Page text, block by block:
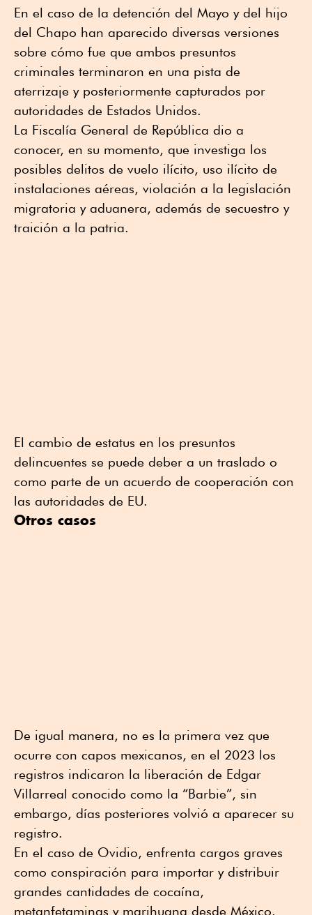
En el caso de la detención del Mayo y del hijo
del Chapo han aparecido diversas versiones
sobre cómo fue que ambos presuntos
criminales terminaron en una pista de
aterrizaje y posteriormente capturados por
autoridades de Estados Unidos.
La Fiscalía General de República dio a
conocer, en su momento, que investiga los
posibles delitos de vuelo ilícito, uso ilícito de
instalaciones aéreas, violación a la legislación
migratoria y aduanera, además de secuestro y
traición a la patria.
El cambio de estatus en los presuntos
delincuentes se puede deber a un traslado o
como parte de un acuerdo de cooperación con
las autoridades de EU.
Otros casos
De igual manera, no es la primera vez que
ocurre con capos mexicanos, en el 2023 los
registros indicaron la liberación de Edgar
Villarreal conocido como la “Barbie”, sin
embargo, días posteriores volvió a aparecer su
registro.
En el caso de Ovidio, enfrenta cargos graves
como conspiración para importar y distribuir
grandes cantidades de cocaína,
metanfetaminas y marihuana desde México.